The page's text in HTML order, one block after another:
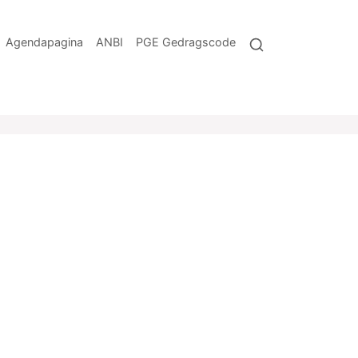
Agendapagina ANBI PGE Gedragscode